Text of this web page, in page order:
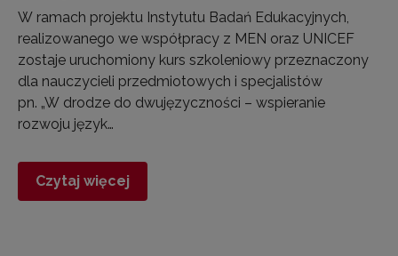
W ramach projektu Instytutu Badań Edukacyjnych,
realizowanego we współpracy z MEN oraz UNICEF
zostaje uruchomiony kurs szkoleniowy przeznaczony
dla nauczycieli przedmiotowych i specjalistów
pn. „W drodze do dwujęzyczności – wspieranie
rozwoju język…
Czytaj więcej